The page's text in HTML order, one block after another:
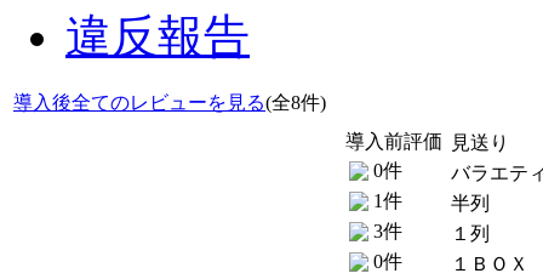
違反報告
導入後全てのレビューを見る(全8件)
導入前評価
0件
1件
3件
0件
見送り
バラエテ
半列
１列
１ＢＯＸ